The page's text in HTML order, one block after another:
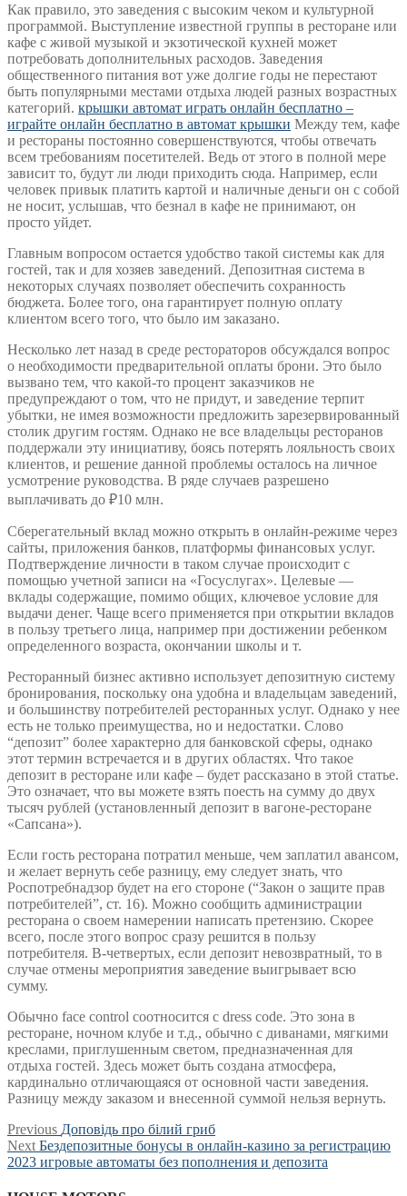
Как правило, это заведения с высоким чеком и культурной
программой. Выступление известной группы в ресторане или
кафе с живой музыкой и экзотической кухней может
потребовать дополнительных расходов. Заведения
общественного питания вот уже долгие годы не перестают
быть популярными местами отдыха людей разных возрастных
категорий. крышки автомат играть онлайн бесплатно –
играйте онлайн бесплатно в автомат крышки Между тем, кафе
и рестораны постоянно совершенствуются, чтобы отвечать
всем требованиям посетителей. Ведь от этого в полной мере
зависит то, будут ли люди приходить сюда. Например, если
человек привык платить картой и наличные деньги он с собой
не носит, услышав, что безнал в кафе не принимают, он
просто уйдет.
Главным вопросом остается удобство такой системы как для
гостей, так и для хозяев заведений. Депозитная система в
некоторых случаях позволяет обеспечить сохранность
бюджета. Более того, она гарантирует полную оплату
клиентом всего того, что было им заказано.
Несколько лет назад в среде рестораторов обсуждался вопрос
о необходимости предварительной оплаты брони. Это было
вызвано тем, что какой-то процент заказчиков не
предупреждают о том, что не придут, и заведение терпит
убытки, не имея возможности предложить зарезервированный
столик другим гостям. Однако не все владельцы ресторанов
поддержали эту инициативу, боясь потерять лояльность своих
клиентов, и решение данной проблемы осталось на личное
усмотрение руководства. В ряде случаев разрешено
выплачивать до ₽10 млн.
Сберегательный вклад можно открыть в онлайн-режиме через
сайты, приложения банков, платформы финансовых услуг.
Подтверждение личности в таком случае происходит с
помощью учетной записи на «Госуслугах». Целевые —
вклады содержащие, помимо общих, ключевое условие для
выдачи денег. Чаще всего применяется при открытии вкладов
в пользу третьего лица, например при достижении ребенком
определенного возраста, окончании школы и т.
Ресторанный бизнес активно использует депозитную систему
бронирования, поскольку она удобна и владельцам заведений,
и большинству потребителей ресторанных услуг. Однако у нее
есть не только преимущества, но и недостатки. Слово
“депозит” более характерно для банковской сферы, однако
этот термин встречается и в других областях. Что такое
депозит в ресторане или кафе – будет рассказано в этой статье.
Это означает, что вы можете взять поесть на сумму до двух
тысяч рублей (установленный депозит в вагоне-ресторане
«Сапсана»).
Если гость ресторана потратил меньше, чем заплатил авансом,
и желает вернуть себе разницу, ему следует знать, что
Роспотребнадзор будет на его стороне (“Закон о защите прав
потребителей”, ст. 16). Можно сообщить администрации
ресторана о своем намерении написать претензию. Скорее
всего, после этого вопрос сразу решится в пользу
потребителя. В-четвертых, если депозит невозвратный, то в
случае отмены мероприятия заведение выигрывает всю
сумму.
Обычно face control соотносится с dress code. Это зона в
ресторане, ночном клубе и т.д., обычно с диванами, мягкими
креслами, приглушенным светом, предназначенная для
отдыха гостей. Здесь может быть создана атмосфера,
кардинально отличающаяся от основной части заведения.
Разницу между заказом и внесенной суммой нельзя вернуть.
Post
navigation
Previous Previous
post:
Доповідь про білий гриб
Next Next
post:
Бездепозитные бонусы в онлайн-казино за регистрацию
2023 игровые автоматы без пополнения и депозита